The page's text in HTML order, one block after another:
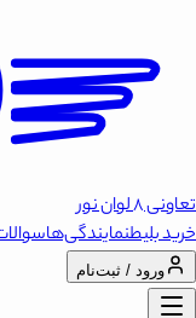
تعاونی 8 لوان نور
خرید بلیطنمایندگی‌ها
ورود / ثبت‌نام